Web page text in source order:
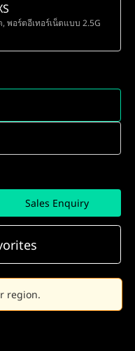
พอร์ตอีเทอร์เน็ตแบบ 2.5G
Sales Enquiry
region.